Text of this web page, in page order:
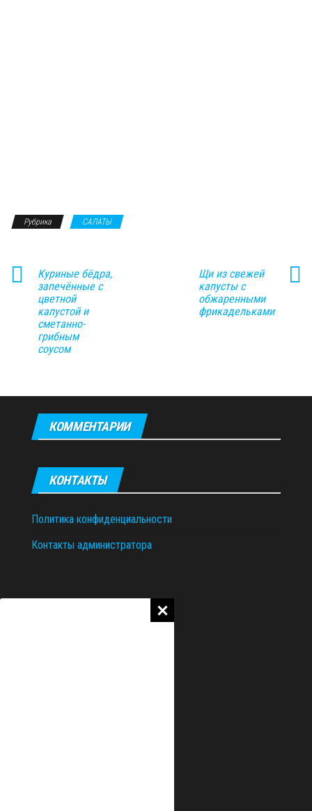
Рубрика САЛАТЫ
Куриные бёдра,
запечённые с
цветной
капустой и
сметанно-
грибным
соусом
Щи из свежей
капусты с
обжаренными
фрикадельками
КОММЕНТАРИИ
КОНТАКТЫ
Политика конфиденциальности
Контакты администратора